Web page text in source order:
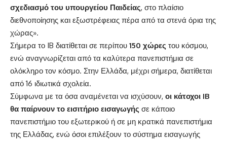
σχεδιασμό του υπουργείου Παιδείας, στο πλαίσιο
διεθνοποίησης και εξωστρέφειας πέρα από τα στενά όρια της
χώρας».
Σήμερα το IB διατίθεται σε περίπου 150 χώρες του κόσμου,
ενώ αναγνωρίζεται από τα καλύτερα πανεπιστήμια σε
ολόκληρο τον κόσμο. Στην Ελλάδα, μέχρι σήμερα, διατίθεται
από 16 ιδιωτικά σχολεία.
Σύμφωνα με τα όσα αναμένεται να ισχύσουν, οι κάτοχοι IB
θα παίρνουν το εισιτήριο εισαγωγής σε κάποιο
πανεπιστήμιο του εξωτερικού ή σε μη κρατικά πανεπιστήμια
της Ελλάδας, ενώ όσοι επιλέξουν το σύστημα εισαγωγής